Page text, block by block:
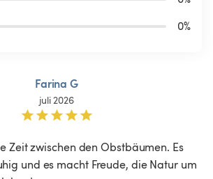
0%
Farina G
juli 2026
Zeit zwischen den Obstbäumen. Es
und es macht Freude, die Natur um